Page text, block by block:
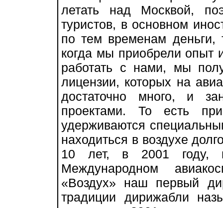
летать над Москвой,
туристов, в основном
по тем временам
когда мы приобрели опыт
работать с нами, мы
лицензии, которых на
достаточно много, и
проектами. То есть
удерживаются
находиться в воздухе
10 лет, в 2001 году,
Международном
«Воздух» наш первый
традиции дирижабли